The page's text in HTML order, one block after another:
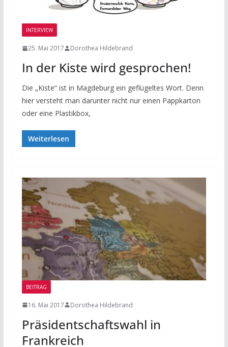
INTERVIEW
25. Mai 2017 Dorothea Hildebrand
In der Kiste wird gesprochen!
Die „Kiste“ ist in Magdeburg ein geflügeltes Wort. Denn
hier versteht man darunter nicht nur einen Pappkarton
oder eine Plastikbox,
Weiterlesen
BEITRAG
16. Mai 2017 Dorothea Hildebrand
Präsidentschaftswahl in
Frankreich